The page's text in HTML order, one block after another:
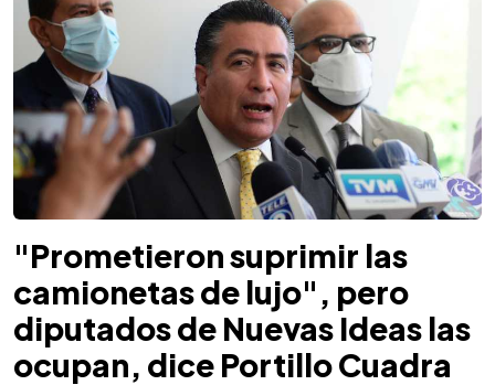
"Prometieron suprimir las
camionetas de lujo", pero
diputados de Nuevas Ideas las
ocupan, dice Portillo Cuadra